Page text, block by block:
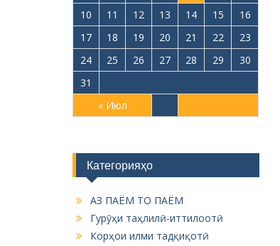
« Июл
10
11 12 13 14 15
16
17
18 19 20 21 22
23
24
25 26 27 28 29
30
31
Категорияҳо
АЗ ПАЁМ ТО ПАЁМ
Гурӯҳи таҳлилӣ-иттилоотӣ
Корҳои илми тадқиқотӣ